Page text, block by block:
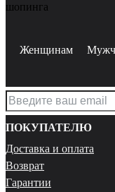
шопинга
Женщинам
ПОКУПАТЕЛЮ
Доставка и оплата
Возврат
Гарантии